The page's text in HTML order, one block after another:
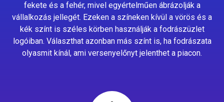
fekete és a fehér, mivel egyértelműen ábrázolják a
vállalkozás jellegét. Ezeken a színeken kívül a vörös és a
kék színt is széles körben használják a fodrászüzlet
logóiban. Választhat azonban más színt is, ha fodrászata
olyasmit kínál, ami versenyelőnyt jelenthet a piacon.